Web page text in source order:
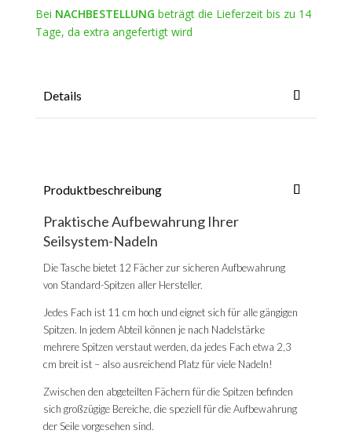
Bei NACHBESTELLUNG beträgt die Lieferzeit bis zu 14
Tage, da extra angefertigt wird
Details
Produktbeschreibung
Praktische Aufbewahrung Ihrer
Seilsystem-Nadeln
Die Tasche bietet 12 Fächer zur sicheren Aufbewahrung
von Standard-Spitzen aller Hersteller.
Jedes Fach ist 11 cm hoch und eignet sich für alle gängigen
Spitzen. In jedem Abteil können je nach Nadelstärke
mehrere Spitzen verstaut werden, da jedes Fach etwa 2,3
cm breit ist – also ausreichend Platz für viele Nadeln!
Zwischen den abgeteilten Fächern für die Spitzen befinden
sich großzügige Bereiche, die speziell für die Aufbewahrung
der Seile vorgesehen sind.